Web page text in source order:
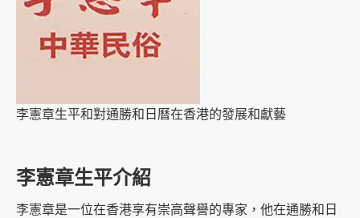
李憲章生平和對通勝和日曆在香港的發展和獻藝
李憲章生平介紹
李憲章是一位在香港享有崇高聲譽的專家，他在通勝和日